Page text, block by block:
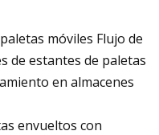
móviles Flujo de
de estantes de paletas
en almacenes
envueltos con